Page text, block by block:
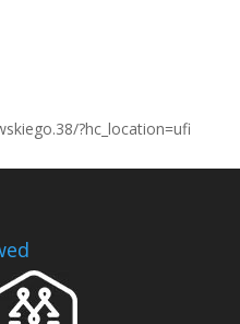
?hc_location=ufi